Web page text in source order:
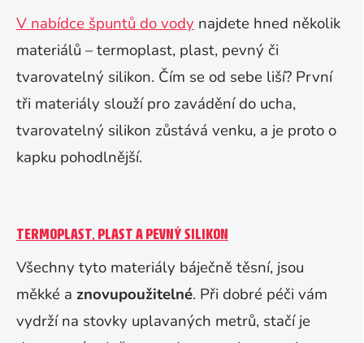
V nabídce špuntů do vody najdete hned několik
materiálů – termoplast, plast, pevný či
tvarovatelný silikon. Čím se od sebe liší? První
tři materiály slouží pro zavádění do ucha,
tvarovatelný silikon zůstává venku, a je proto o
kapku pohodlnější.
TERMOPLAST, PLAST A PEVNÝ SILIKON
Všechny tyto materiály báječně těsní, jsou
měkké a znovupoužitelné. Při dobré péči vám
vydrží na stovky uplavaných metrů, stačí je